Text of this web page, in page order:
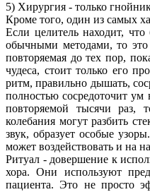
5) Хирургия - только
Кроме того, один из самых
Если целитель находит,
обычными методами, то
повторяемая до тех пор,
чудеса, стоит только его
ритм, правильно дышать,
полностью сосредоточит
повторяемой тысячи раз,
колебания могут разбить
звук, образует особые
может воздействовать и на
Ритуал - довершение к
хора. Они используют
пациента. Это не просто